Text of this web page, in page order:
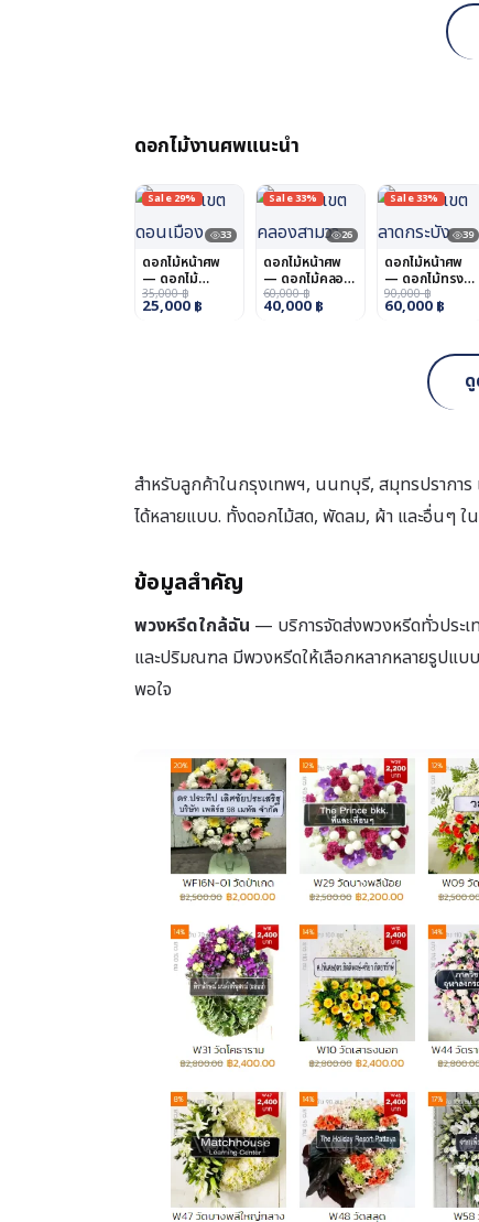
ดอกไม้งานศพแนะนำ
Sale 29%
33
ดอกไม้หน้าศพ
— ดอกไม้
ดอนเมือง
35,000฿
25,000 ฿
Sale 33%
26
ดอกไม้หน้าศพ
— ดอกไม้คลอง
สามวา
60,000฿
40,000 ฿
Sale 33%
39
ดอกไม้หน้าศพ
— ดอกไม้ทรง
คนอง
90,000฿
60,000 ฿
สำหรับลูกค้าในกรุงเทพฯ, นนทบุรี, สมุทรปรากา
ได้หลายแบบ. ทั้งดอกไม้สด, พัดลม, ผ้า และอื่นๆ ใ
ข้อมูลสำคัญ
พวงหรีดใกล้ฉัน — บริการจัดส่งพวงหรีดทั่วประ
และปริมณฑล มีพวงหรีดให้เลือกหลากหลายรูปแบ
พอใจ